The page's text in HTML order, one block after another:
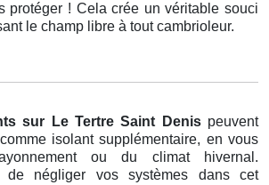
protéger ! Cela crée un véritable souci
le champ libre à tout cambrioleur.
sur Le Tertre Saint Denis peuvent
isolant supplémentaire, en vous
ou du climat hivernal.
de négliger vos systèmes dans cet